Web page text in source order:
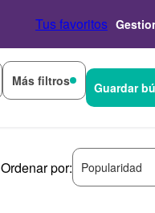
Tus favoritos
Más filtros Guardar
Ordenar por: Popularidad